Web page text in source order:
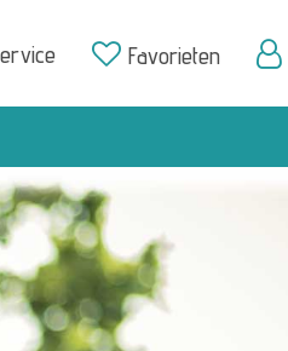
Favorieten